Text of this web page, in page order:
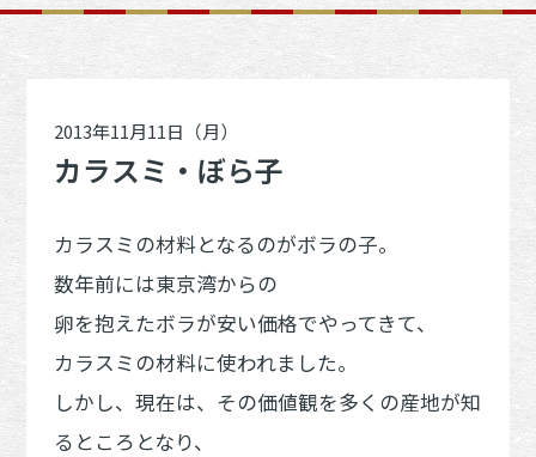
2013年11月11日（月）
カラスミ・ぼら子
カラスミの材料となるのがボラの子。
数年前には東京湾からの
卵を抱えたボラが安い価格でやってきて、
カラスミの材料に使われました。
しかし、現在は、その価値観を多くの産地が知
るところとなり、